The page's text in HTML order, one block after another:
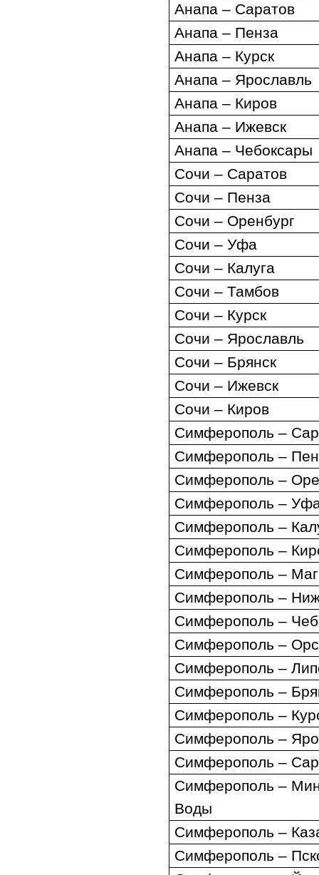
Анапа – Саратов
Анапа – Пенза
Анапа – Курск
Анапа – Ярославль
Анапа – Киров
Анапа – Ижевск
Анапа – Чебоксары
Сочи – Саратов
Сочи – Пенза
Сочи – Оренбург
Сочи – Уфа
Сочи – Калуга
Сочи – Тамбов
Сочи – Курск
Сочи – Ярославль
Сочи – Брянск
Сочи – Ижевск
Сочи – Киров
Симферополь –
Симферополь –
Симферополь –
Симферополь –
Симферополь –
Симферополь –
Симферополь –
Симферополь –
Симферополь –
Симферополь –
Симферополь –
Симферополь –
Симферополь –
Симферополь –
Симферополь –
Симферополь –
Воды
Симферополь –
Симферополь –